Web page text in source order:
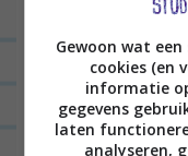
Gewoon wat
cookies (en
informatie
gegevens
laten
analyseren,